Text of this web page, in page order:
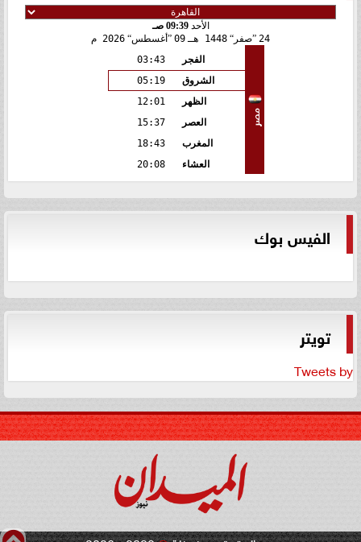
الأحد09:39 صـ
24
صفر 1448 هـ 09 أغسطس 2026 م
مصر
الفجر
03:43
الشروق
05:19
الظهر
12:01
العصر
15:37
المغرب
18:43
العشاء
20:08
الفيس بوك
تويتر
Tweets by